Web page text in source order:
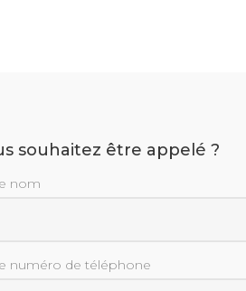
souhaitez être appelé ?
nom
numéro de téléphone